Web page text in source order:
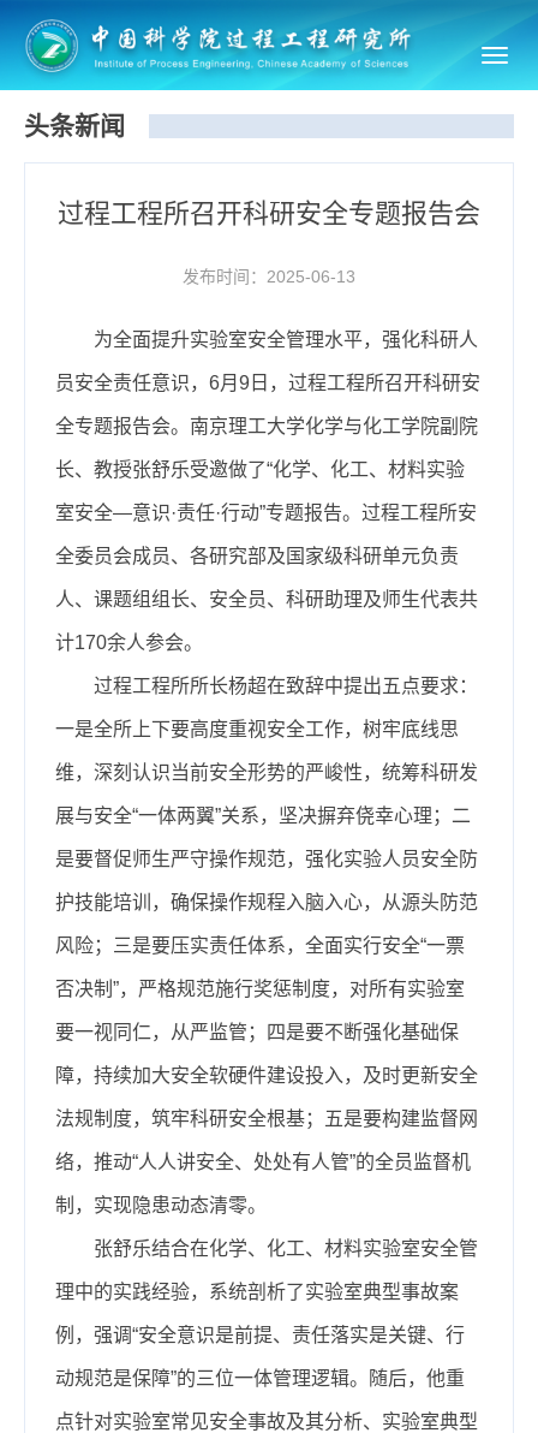
头条新闻
过程工程所召开科研安全专题报告会
发布时间：2025-06-13
为全面提升实验室安全管理水平，强化科研人
员安全责任意识，6月9日，过程工程所召开科研安
全专题报告会。南京理工大学化学与化工学院副院
长、教授张舒乐受邀做了“化学、化工、材料实验
室安全—意识·责任·行动”专题报告。过程工程所安
全委员会成员、各研究部及国家级科研单元负责
人、课题组组长、安全员、科研助理及师生代表共
计170余人参会。
过程工程所所长杨超在致辞中提出五点要求：
一是全所上下要高度重视安全工作，树牢底线思
维，深刻认识当前安全形势的严峻性，统筹科研发
展与安全“一体两翼”关系，坚决摒弃侥幸心理；二
是要督促师生严守操作规范，强化实验人员安全防
护技能培训，确保操作规程入脑入心，从源头防范
风险；三是要压实责任体系，全面实行安全“一票
否决制”，严格规范施行奖惩制度，对所有实验室
要一视同仁，从严监管；四是要不断强化基础保
障，持续加大安全软硬件建设投入，及时更新安全
法规制度，筑牢科研安全根基；五是要构建监督网
络，推动“人人讲安全、处处有人管”的全员监督机
制，实现隐患动态清零。
张舒乐结合在化学、化工、材料实验室安全管
理中的实践经验，系统剖析了实验室典型事故案
例，强调“安全意识是前提、责任落实是关键、行
动规范是保障”的三位一体管理逻辑。随后，他重
点针对实验室常见安全事故及其分析、实验室典型